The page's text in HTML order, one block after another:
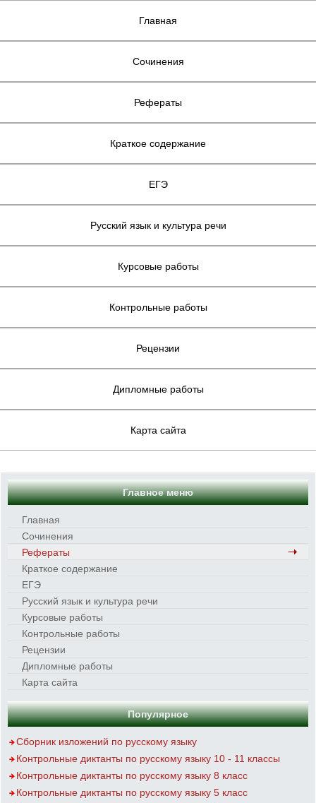
Главная
Сочинения
Рефераты
Краткое содержание
ЕГЭ
Русский язык и культура речи
Курсовые работы
Контрольные работы
Рецензии
Дипломные работы
Карта сайта
Главное меню
Главная
Сочинения
Рефераты
Краткое содержание
ЕГЭ
Русский язык и культура речи
Курсовые работы
Контрольные работы
Рецензии
Дипломные работы
Карта сайта
Популярное
Сборник изложений по русскому языку
Контрольные диктанты по русскому языку 10 - 11 классы
Контрольные диктанты по русскому языку 8 класс
Контрольные диктанты по русскому языку 5 класс